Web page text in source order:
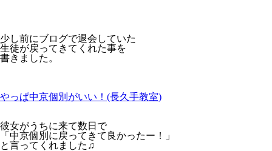
少し前にブログで退会していた
生徒が戻ってきてくれた事を
書きました。
やっぱ中京個別がいい！(長久手教室)
彼女がうちに来て数日で
「中京個別に戻ってきて良かったー！」
と言ってくれました♫